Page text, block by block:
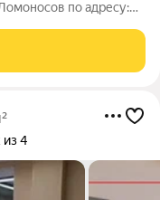
по адресу:
черновая отделка,-
из 4